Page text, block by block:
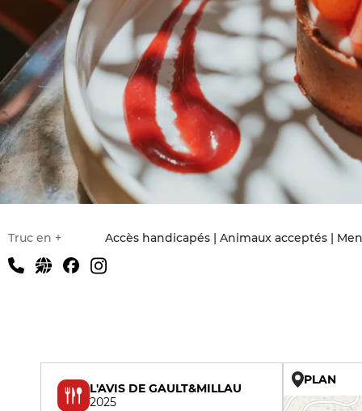
Infos pratiques
Truc en + Accès handicapés | Animaux acceptés |
L'AVIS DE GAULT&MILLAU
2025
PLAN